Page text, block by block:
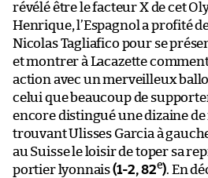
révélé être le facteur X de cet
Henrique, l’Espagnol a profité
Nicolas Tagliafico pour se
et montrer à Lacazette
action avec un merveilleux
celui que beaucoup de
encore distingué une dizaine
trouvant Ulisses Garcia à
au Suisse le loisir de toper sa
portier lyonnais(1-2, 82e). En